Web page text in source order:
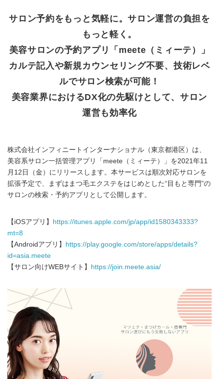
サロン予約をもっと気軽に。サロン運営の負担を
もっと軽く。
美容サロンの予約アプリ「meete（ミィーテ）」
カルテ記入や新規カウンセリング不要、技術レベ
ルでサロン検索が可能！
美容業界におけるDX化の先駆けとして、サロン
運営も効率化
株式会社インフィニートインターナショナル（東京都港区）は、
美容系サロン一括管理アプリ「meete（ミィーテ）」を2021年11
月12日（金）にリリースします。本サービスは順次対応サロンを
拡張予定で、まずはまつ毛エクステをはじめとした“目もと専門”の
サロンの検索・予約アプリとして公開します。
【iOSアプリ】 https://itunes.apple.com/jp/app/id1580343333?
mt=8
【Androidアプリ】 https://play.google.com/store/apps/details?
id=asia.meete
【サロン向けWEBサイト】 https://join.meete.asia/